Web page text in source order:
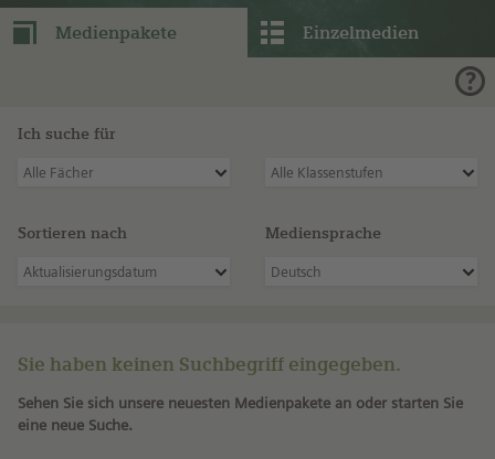
Fortbildungen
Medienpakete Einzelmedien
Ich suche für
Alle Fächer Alle Klassenstufen
Sortieren nach
Aktualisierungsdatum
Mediensprache
Deutsch
Sie haben keinen Suchbegriff eingegeben.
Sehen Sie sich unsere neuesten Medienpakete an oder starten Sie
eine neue Suche.